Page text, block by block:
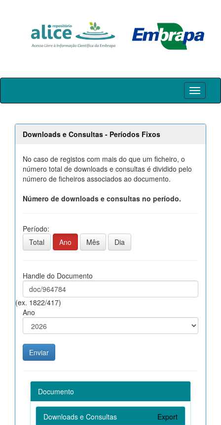
Skip
Downloads e Consultas - Períodos Fixos
No caso de registos com mais do que um ficheiro, o
número total de downloads e consultas é dividido pelo
número de ficheiros associados ao documento.
Número de downloads e consultas no período.
Período:
Total
Ano Mês Dia
Handle do Documento
(ex. 1822/417)
Ano
Documento
Downloads e Consultas Export